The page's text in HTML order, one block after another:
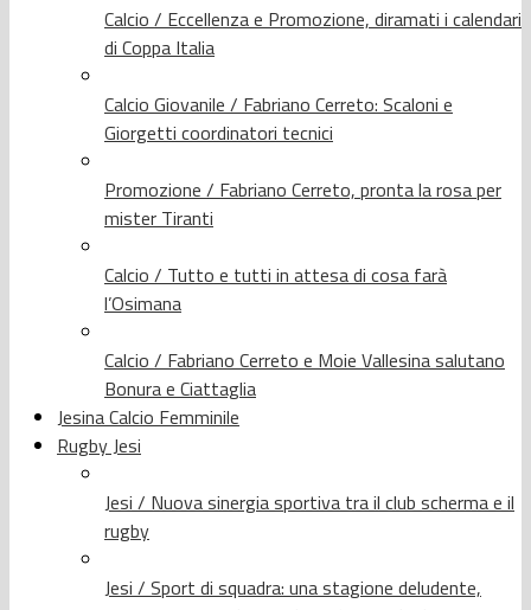
Calcio / Eccellenza e Promozione, diramati i calendari
di Coppa Italia
Calcio Giovanile / Fabriano Cerreto: Scaloni e
Giorgetti coordinatori tecnici
Promozione / Fabriano Cerreto, pronta la rosa per
mister Tiranti
Calcio / Tutto e tutti in attesa di cosa farà
l’Osimana
Calcio / Fabriano Cerreto e Moie Vallesina salutano
Bonura e Ciattaglia
Jesina Calcio Femminile
Rugby Jesi
Jesi / Nuova sinergia sportiva tra il club scherma e il
rugby
Jesi / Sport di squadra: una stagione deludente,